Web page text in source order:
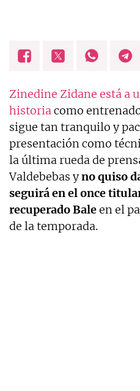
Zinedine Zidane está a
historiacomo
sigue tan tranquilo y
presentación como
la última rueda de
Valdebebas yno quiso
seguirá en el once
recuperado Baleen el
de la temporada.